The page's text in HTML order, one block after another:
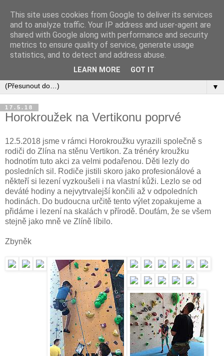
▼
17.5.18
Horokroužek na Vertikonu poprvé
12.5.2018 jsme v rámci Horokroužku vyrazili společně s
rodiči do Zlína na stěnu Vertikon. Za trénéry kroužku
hodnotím tuto akci za velmi podařenou. Děti lezly do
posledních sil. Rodiče jistili skoro jako profesionálové a
někteří si lezení vyzkoušeli i na vlastní kůži. Lezlo se od
deváté hodiny a nejvytrvalejší končili až v odpoledních
hodinách. Do budoucna určitě tento výlet zopakujeme a
přidáme i lezení na skalách v přírodě. Doufám, že se všem
stejně jako mně ve Zlíně líbilo.
Zbyněk
This site uses cookies from Google to deliver its services
and to analyze traffic. Your IP address and user-agent are
shared with Google along with performance and security
metrics to ensure quality of service, generate usage
statistics, and to detect and address abuse.
LEARN MORE GOT IT